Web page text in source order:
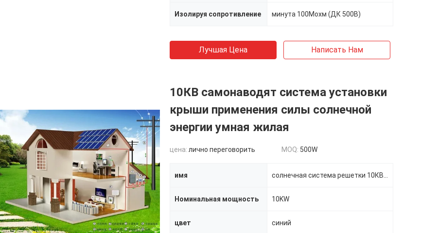
Изолируя сопротивление минута 100Мохм (ДК 500В)
Лучшая Цена Написать Нам
10КВ самонаводят система установки
крыши применения силы солнечной
энергии умная жилая
цена: лично переговорить MOQ: 500W
имя
Номинальная мощность 10KW
цвет синий